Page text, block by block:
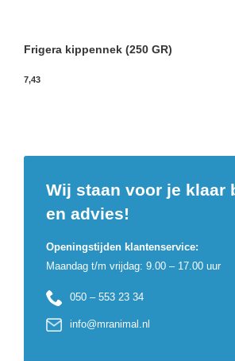
Frigera kippennek (250 GR)
7,43
Wij staan voor je klaar
en advies!
Openingstijden klantenservice:
Maandag t/m vrijdag: 9.00 – 17.00 uur
050 – 553 23 34
info@mranimal.nl